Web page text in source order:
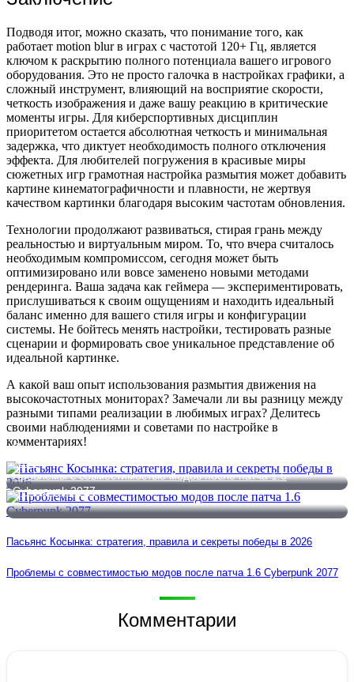
Подводя итог, можно сказать, что понимание того, как
работает motion blur в играх с частотой 120+ Гц, является
ключом к раскрытию полного потенциала вашего игрового
оборудования. Это не просто галочка в настройках графики, а
сложный инструмент, влияющий на восприятие скорости,
четкость изображения и даже вашу реакцию в критические
моменты игры. Для киберспортивных дисциплин
приоритетом остается абсолютная четкость и минимальная
задержка, что диктует необходимость полного отключения
эффекта. Для любителей погружения в красивые миры
сюжетных игр грамотная настройка размытия может добавить
картине кинематографичности и плавности, не жертвуя
качеством картинки благодаря высоким частотам обновления.
Технологии продолжают развиваться, стирая грань между
реальностью и виртуальным миром. То, что вчера считалось
необходимым компромиссом, сегодня может быть
оптимизировано или вовсе заменено новыми методами
рендеринга. Ваша задача как геймера — экспериментировать,
прислушиваться к своим ощущениям и находить идеальный
баланс именно для вашего стиля игры и конфигурации
системы. Не бойтесь менять настройки, тестировать разные
сценарии и формировать свое уникальное представление об
идеальной картинке.
А какой ваш опыт использования размытия движения на
высокочастотных мониторах? Замечали ли вы разницу между
разными типами реализации в любимых играх? Делитесь
своими наблюдениями и советами по настройке в
комментариях!
Пасьянс Косынка: стратегия, правила и секреты победы в
2026
Проблемы с совместимостью модов после патча 1.6
Cyberpunk 2077
Пасьянс Косынка: стратегия, правила и секреты победы в 2026
Проблемы с совместимостью модов после патча 1.6 Cyberpunk 2077
Комментарии